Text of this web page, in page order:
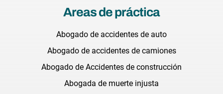
Areas de práctica
Abogado de accidentes de auto
Abogado de accidentes de camiones
Abogado de Accidentes de construcción
Abogada de muerte injusta